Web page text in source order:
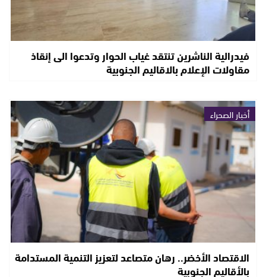
فيدرالية الناشرين تنتقد غياب الحوار وتدعوا الى إنقاذ
مقاولات الإعلام بالاقاليم الجنوبية
أخبار الصحراء
الاقتصاد الأخضر.. رهان متصاعد لتعزيز التنمية المستدامة
بالأقاليم الجنوبية